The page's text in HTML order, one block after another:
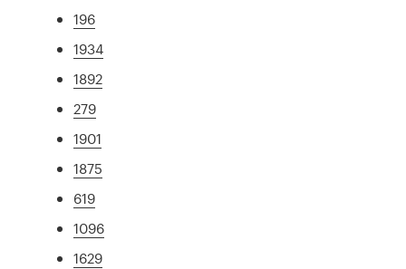
196
1934
1892
279
1901
1875
619
1096
1629